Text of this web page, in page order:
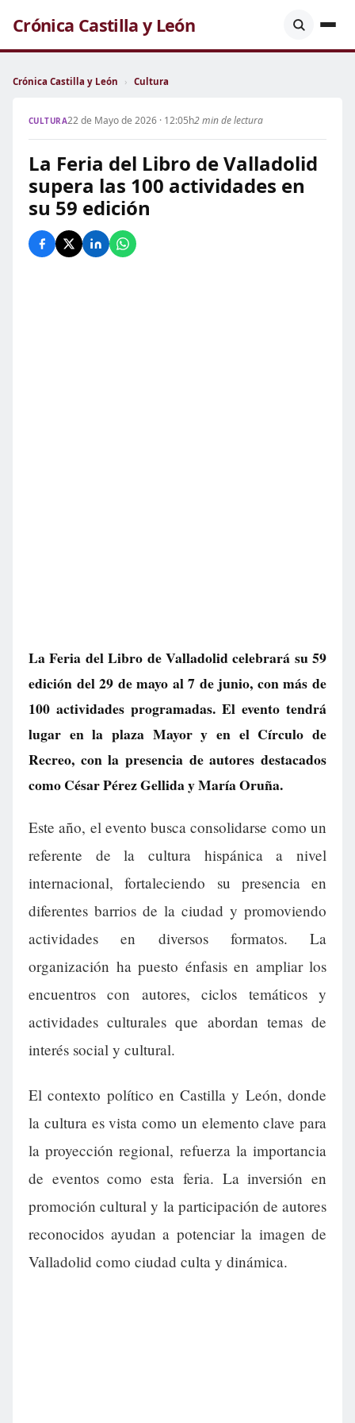
Crónica Castilla y León
Crónica Castilla y León › Cultura
CULTURA22 de Mayo de 2026 · 12:05h2 min de lectura
La Feria del Libro de Valladolid
supera las 100 actividades en
su 59 edición
La Feria del Libro de Valladolid celebrará su 59
edición del 29 de mayo al 7 de junio, con más de
100 actividades programadas. El evento tendrá
lugar en la plaza Mayor y en el Círculo de
Recreo, con la presencia de autores destacados
como César Pérez Gellida y María Oruña.
Este año, el evento busca consolidarse como un
referente de la cultura hispánica a nivel
internacional, fortaleciendo su presencia en
diferentes barrios de la ciudad y promoviendo
actividades en diversos formatos. La
organización ha puesto énfasis en ampliar los
encuentros con autores, ciclos temáticos y
actividades culturales que abordan temas de
interés social y cultural.
El contexto político en Castilla y León, donde
la cultura es vista como un elemento clave para
la proyección regional, refuerza la importancia
de eventos como esta feria. La inversión en
promoción cultural y la participación de autores
reconocidos ayudan a potenciar la imagen de
Valladolid como ciudad culta y dinámica.